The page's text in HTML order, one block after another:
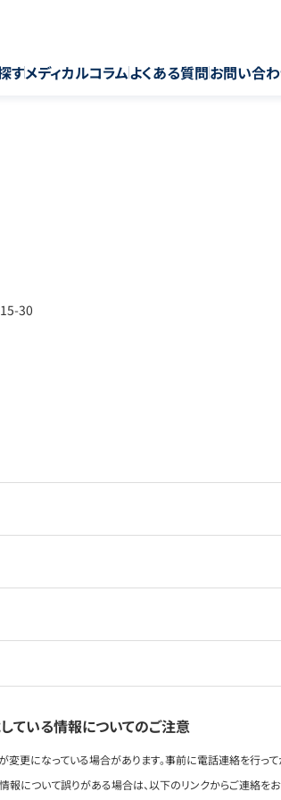
すメディカルコラムよくある質問お問い合
30
ている情報についてのご注意
更になっている場合があります。事前に電話連絡を行っ
報について誤りがある場合は、以下のリンクからご連絡を